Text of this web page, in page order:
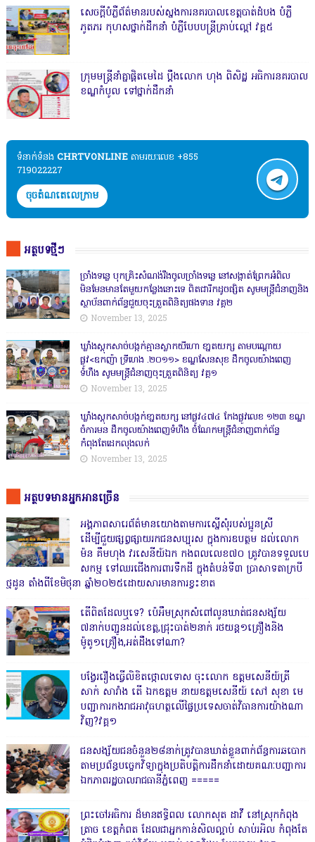
សេចក្តីបំភ្លឺព័ត៌មានរបស់ស្នងការនគរបាលខេត្តបាត់ដំបង បំភ្លឺ
ភូតភរ កុហសថ្នាក់ដឹកនាំ បំភ្លឺបែបបន្ត្រីគ្រាប់ល្ពៅ វគ្គ៥
ក្រុមមន្ត្រីនាំគ្នាផ្ដិតមេដៃ ប្ដឹងលោក ហុង ពិសិដ្ឋ អធិការនគរបាល
ខណ្ឌកំបូល ទៅថ្នាក់ដឹកនាំ
ទំនាក់ទំនង​​ CHRTVONLINE តាមរយៈលេខ +855
719022227
ចុចតំណតេលេក្រាម
អត្ថបទថ្មីៗ
ច្រាំងទន្លេ បុកគ្រិះសំណង់រឹងចូលច្រាំងទន្លេ នៅសង្កាត់ព្រែកអំពិល
មិនមែនមានតែមួយកន្លែងនោះទេ ពិតជារីកដូចផ្សិត សូមមន្ត្រីជំនាញនិង
ស្ថាប័នពាក់ព័ន្ធជួយចុះត្រួតពិនិត្យផងទាន វគ្គ២
November 13, 2025
ឃ្លាំងស្តុកសាច់បង្កក់គ្មានស្លាកយីហោ ខា្នតយក្ស តាមបណ្តោយ
ផ្លូវ<ឧកញ៉ា ទ្រីហេង .២០១១> ខណ្ឌសែនសុខ ដឹកចូលយ៉ាងពេញ
ទំហឹង សូមមន្ត្រីជំនាញចុះត្រួតពិនិត្យ វគ្គ១
November 13, 2025
ឃ្លាំងស្តុកសាច់បង្កក់ខា្នតយក្ស នៅផ្លូវ៤៧៤ កែងផ្លូវលេខ ១២៣ ខណ្ឌ
ចំការមន ដឹកចូលយ៉ាងពេញទំហឹង ចំណែកមន្ត្រីជំនាញពាក់ព័ន្ធ
កំពុងតែដេកលុងលក់
November 13, 2025
អត្ថបទមានអ្នកអានច្រើន
អង្គភាពសារេព័ត៌មានយោងតាមការស្នើសុំរបស់ប្អូនស្រី
ដើម្បីជួយផ្សព្វផ្សាយរកជនសប្បុរស ក្នុងការឧបត្ថម ដល់លោក
ម៉ន គឹមហុង វរសេនីយ៍ឯក កងពលលេខ៧០ ត្រូវបានទទួលបេ
សកម្ម ទៅឈរជើងការពារទឹកដី ក្នុងតំបន់ទី៣ ប្រាសាទតាក្របី
ថ្មដូន តាំងពីខែមិថុនា ឆ្នាំ២០២៥ដោយសារមានការខ្វះខាត
តើពិតដែលឬទេ? ប៉េអឹមស្រុកសំពៅលូនឃាត់ជនសង្ស័យ
៧នាក់បញ្ជូនដល់ខេត្ត,ជ្រុះបាត់២នាក់ រថយន្ត១គ្រឿងនិង
ម៉ូតូ១គ្រឿង,អត់ដឹងទៅណា?
បង្វែររឿងធ្វើលិខិតថ្កោលទោស ចុះលោក ឧត្តមសេនីយ៍ត្រី
សាក់ សារាំង តើ ឯកឧត្តម នាយឧត្តមសេនីយ៍ សៅ សុខា មេ
បញ្ជាការកងរាជអាវុធហត្ថលើផ្ទៃប្រទេសចាត់វិធានការយ៉ាងណា
វិញ?វគ្គ១
ជនសង្ស័យជនចំនួន២៨នាក់ត្រូវបានឃាត់ខ្លួនពាក់ព័ន្ធការឆបោក
តាមប្រព័ន្ធបច្ចេកវិទ្យាក្នុងប្រតិបត្តិការដឹកនាំដោយគណៈបញ្ជាការ
ឯកភាពរដ្ឋបាលរាជធានីភ្នំពេញ ‎=====
ព្រះចៅអធិការ ដ៏មានឥទ្ធិពល លោកសុត ដាវី នៅស្រុកកំពុង
ត្រាច ខេត្តកំពត ដែលជាអ្នកកាន់សិលល្អាប់ សាប់រអិល កំពុងតែ